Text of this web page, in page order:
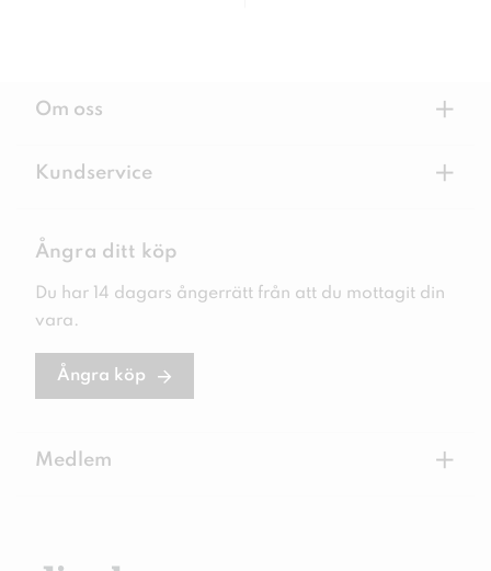
Om oss +
Kundservice +
Ångra ditt köp
Du har 14 dagars ångerrätt från att du mottagit din
vara.
Ångra köp
Medlem +